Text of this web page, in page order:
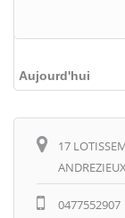
Aujourd'hui
17
0477552907